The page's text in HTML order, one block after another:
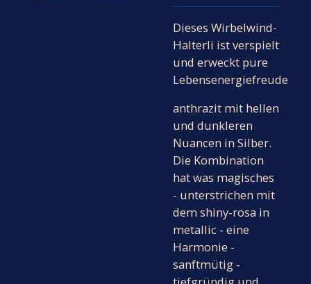
Dieses Wirbelwind-
Halterli ist verspielt
und erweckt pure
Lebensenergiefreude
anthrazit mit hellen
und dunkleren
Nuancen in Silber.
Die Kombination
hat was magisches
- unterstrichen mit
dem shiny-rosa in
metallic - eine
Harmonie -
sanftmütig -